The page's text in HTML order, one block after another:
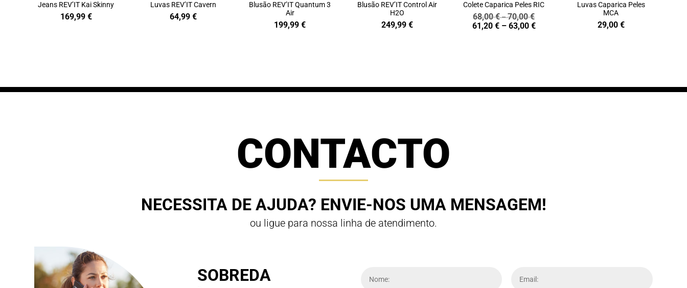
Jeans REV’IT Kai Skinny
169,99 €
Luvas REV’IT Cavern
64,99 €
Blusão REV’IT Quantum 3
Air
199,99€
Blusão REV’IT Control Air
H2O
249,99 €
Colete Caparica Peles RIC
68,00€–70,00€Price
range:
61,20 € – 63,00 €Price
Luvas Caparica Peles
MCA
29,00 €
CONTACTO
NECESSITA DE AJUDA? ENVIE-NOS UMA MENSAGEM!
ou ligue para nossa linha de atendimento.
SOBREDA